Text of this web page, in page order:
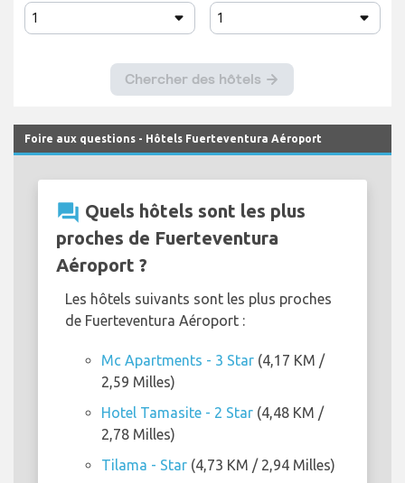
Foire aux questions - Hôtels Fuerteventura Aéroport
question_answer Quels hôtels sont les plus
proches de Fuerteventura
Aéroport ?
Les hôtels suivants sont les plus proches
de Fuerteventura Aéroport :
Mc Apartments - 3 Star (4,17 KM /
2,59 Milles)
Hotel Tamasite - 2 Star (4,48 KM /
2,78 Milles)
Tilama - Star (4,73 KM / 2,94 Milles)